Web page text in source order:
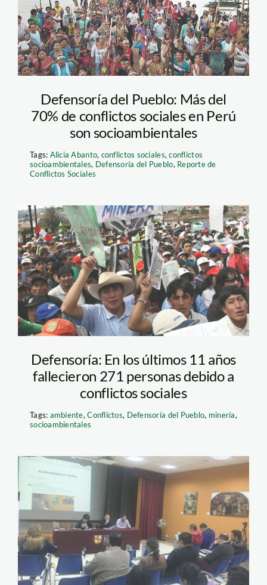
Defensoría del Pueblo: Más del
70% de conflictos sociales en Perú
son socioambientales
Tags: Alicia Abanto, conflictos sociales,conflictos
socioambientales, Defensoría del Pueblo, Reporte de
Conflictos Sociales
conflicto_peru21
Defensoría: En los últimos 11 años
fallecieron 271 personas debido a
conflictos sociales
Tags: ambiente,Conflictos, Defensoría del Pueblo, minería,
socioambientales
taller de periodismo